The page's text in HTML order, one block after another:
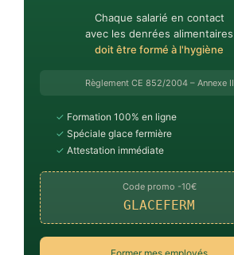
Chaque salarié en contact
avec les denrées alimentaires
doit être formé à l'hygiène
Règlement CE 852/2004 – Annexe II
✓ Formation 100% en ligne
✓ Spéciale glace fermière
✓ Attestation immédiate
Code promo -10€
GLACEFERM